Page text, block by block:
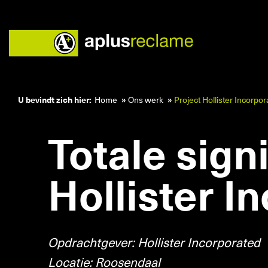
Home
Ons werk
Zorg
Onderwijs
Retail
U bevindt zich hier: Home Ons werk Project Hollister
Totale
Hollister
Opdrachtgever: Hollister Incorporated
Locatie: Roosendaal